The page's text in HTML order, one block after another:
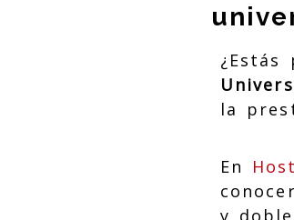
¿Estás
la
En
y